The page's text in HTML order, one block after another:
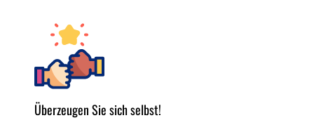
Überzeugen Sie sich selbst!